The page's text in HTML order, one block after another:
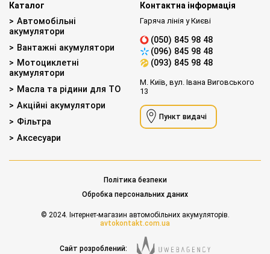
Каталог
Автомобільні
акумулятори
Вантажні акумулятори
Мотоциклетні
акумулятори
Масла та рідини для ТО
Акційні акумулятори
Фільтра
Аксесуари
Контактна інформація
Гаряча лінія у Києві
(050) 845 98 48
(096) 845 98 48
(093) 845 98 48
М. Київ, вул. Івана Виговського
13
Пункт видачі
Політика безпеки
Обробка персональних даних
Сайт розроблений:
© 2024. Інтернет-магазин автомобільних акумуляторів.
avtokontakt.com.ua